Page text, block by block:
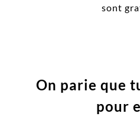
sont
On parie que
pour